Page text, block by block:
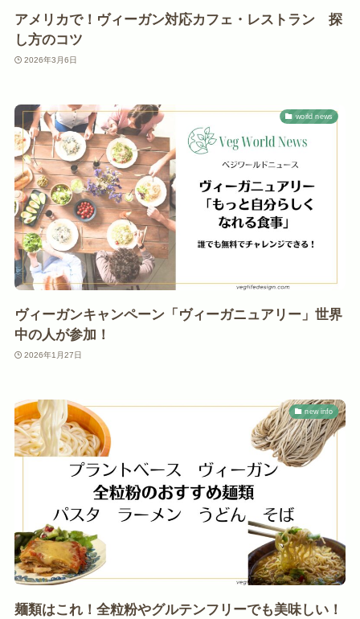
アメリカで！ヴィーガン対応カフェ・レストラン 探
し方のコツ
2026年3月6日
world news
ヴィーガンキャンペーン「ヴィーガニュアリー」世界
中の人が参加！
2026年1月27日
new info
麺類はこれ！全粒粉やグルテンフリーでも美味しい！